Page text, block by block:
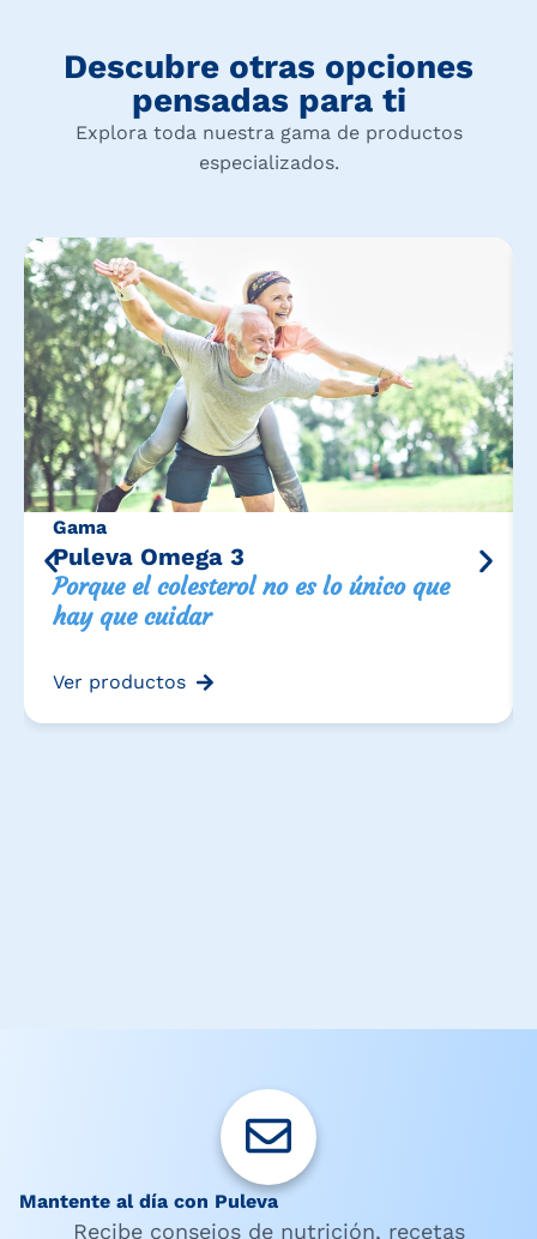
Descubre otras opciones
pensadas para ti
Explora toda nuestra gama de productos
especializados.
Gama
Puleva Omega 3
Porque el colesterol no es lo único que
hay que cuidar
Ver productos
Mantente al día con Puleva
Recibe consejos de nutrición, recetas